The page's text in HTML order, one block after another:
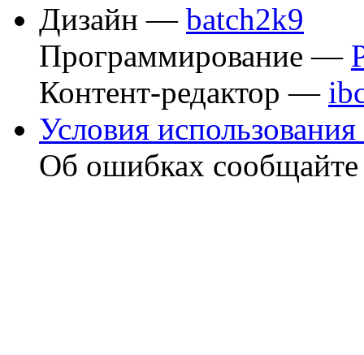
Дизайн — batch2k9
Программирование —
Контент-редактор —
Условия использования
Об ошибках